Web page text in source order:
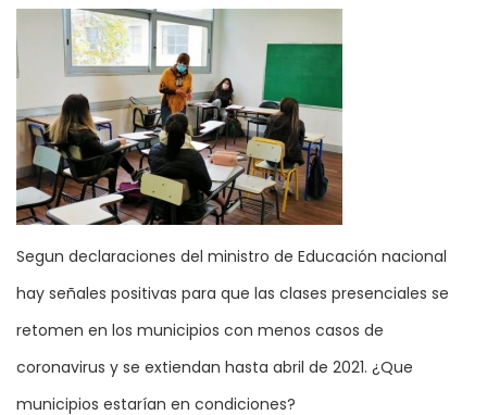
Segun declaraciones del ministro de Educación nacional
hay señales positivas para que las clases presenciales se
retomen en los municipios con menos casos de
coronavirus y se extiendan hasta abril de 2021. ¿Que
municipios estarían en condiciones?